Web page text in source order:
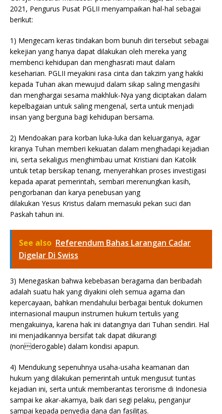
2021, Pengurus Pusat PGLII menyampaikan hal-hal sebagai
berikut:
1) Mengecam keras tindakan bom bunuh diri tersebut sebagai
kekejian yang hanya dapat dilakukan oleh mereka yang
membenci kehidupan dan menghasrati maut dalam
keseharian. PGLII meyakini rasa cinta dan takzim yang hakiki
kepada Tuhan akan mewujud dalam sikap saling mengasihi
dan menghargai sesama makhluk-Nya yang diciptakan dalam
kepelbagaian untuk saling mengenal, serta untuk menjadi
insan yang berguna bagi kehidupan bersama.
2) Mendoakan para korban luka-luka dan keluarganya, agar
kiranya Tuhan memberi kekuatan dalam menghadapi kejadian
ini, serta sekaligus menghimbau umat Kristiani dan Katolik
untuk tetap bersikap tenang, menyerahkan proses investigasi
kepada aparat pemerintah, sembari merenungkan kasih,
pengorbanan dan karya penebusan yang
dilakukan Yesus Kristus dalam memasuki pekan suci dan
Paskah tahun ini.
See also Referendum Bahas Larangan Cadar
Digelar Di Swiss
3) Menegaskan bahwa kebebasan beragama dan beribadah
adalah suatu hak yang diyakini oleh semua agama dan
kepercayaan, bahkan mendahului berbagai bentuk dokumen
internasional maupun instrumen hukum tertulis yang
mengakuinya, karena hak ini datangnya dari Tuhan sendiri. Hal
ini menjadikannya bersifat tak dapat dikurangi
(nonderogable) dalam kondisi apapun.
4) Mendukung sepenuhnya usaha-usaha keamanan dan
hukum yang dilakukan pemerintah untuk mengusut tuntas
kejadian ini, serta untuk memberantas terorisme di Indonesia
sampai ke akar-akarnya, baik dari segi pelaku, penganjur
sampai kepada penyedia dana dan fasilitas.